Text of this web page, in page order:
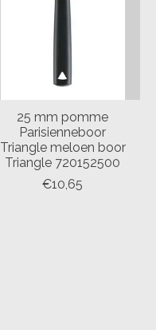
25 mm pomme
Parisienneboor
Triangle meloen boor
Triangle 720152500
€10,65